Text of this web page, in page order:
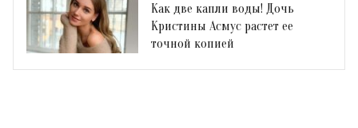
Как две капли воды! Дочь
Кристины Асмус растет ее
точной копией